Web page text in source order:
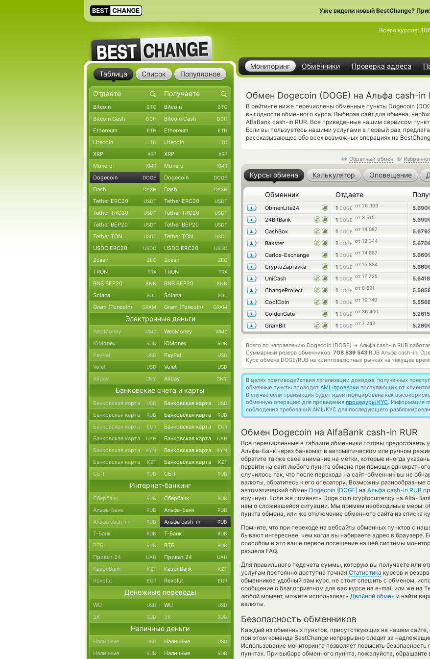
Уже видели новый BestChange?
Мониторинг Обменники Проверка адреса
Всего курсов:
Обмен Dogecoin (DOGE) на Альфа cash-in
В рейтинге ниже перечислены обменные пункты Dogecoin
выгодности обменного курса. Выбирая сайт для обмена,
AlfaBank cash-in RUR. Все приведенные нашим сервисом
Если вы пользуетесь нашими услугами в первый раз,
рассказывающее обо всех возможных операциях на
Обратный обмен
Курсы обмена Калькулятор Оповещение
Обменник Отдаете
ObmenLite24 1 DOGE от 26 363
24BitBank
1 DOGE от 3 515
CashBox
1 DOGE от 14 087
Bakster
1 DOGE от 12 344
Carlos-Exchange
1 DOGE от 14 887
CryptoZapravka
1 DOGE от 15 884
UniCash
1 DOGE от 17 725
ChangeProject
1 DOGE от 8 691
CoolCoin
1 DOGE от 10 140
GoldenGate
1 DOGE от 36 400
GramBit
1 DOGE от 7 243
Всего по направлению Dogecoin (DOGE) → Альфа cash-in RUB
Суммарный резерв обменников: 708 839 543 RUB Альфа cash-in.
Курс обмена DOGE/RUB на криптовалютных рынках на текущее
В целях противодействия легализации доходов, полученных
обменные пункты проводят AML-проверки поступающих от
В случае если транзакция будет идентифицирована как
обменную операцию для проведения процедуры KYC. Информация
соблюдения требований AML/KYC для последующего
Обмен Dogecoin на AlfaBank cash-in RUR
Все перечисленные в таблице обменники готовы предоставить
Альфа-Банк через банкомат в автоматическом или ручном
обратите также свое внимание на метки, которые иногда
перейти на сайт любого пункта обмена при помощи
случилось так, что после перехода на сайт-обменник вы не
валюты, обратитесь к его оператору. Возможны разнообразные
автоматический обмен Dogecoin (DOGE) на Альфа cash-in RUB
вручную. Если же поменять Doge coin cryptocurrency на Alfa-
нам о сложившейся ситуации. Мы примем необходимые меры:
пункта обмена, или же отключение обменного сайта из списка
Помните, что при переходе на вебсайты обменных пунктов с
бывают интереснее, чем когда вы набираете адрес в браузере.
способом и это ваше первое посещение нашей системы
раздела FAQ.
Для правильного подсчета суммы, которую вы получаете или
услугам постоянно доступна точная Статистика курсов и
обменников удобный вам курс, не стоит спешить с обменом,
сообщение о благоприятном для вас курсе на e-mail или же на
любой момент, можете использовать Двойной обмен и найти
валюты.
Безопасность обменников
Каждый из обменных пунктов, присутствующих на нашем
при этом команда BestChange непрерывно следит за
Использование мониторинга позволяет повысить
пунктах. При выборе обменного пункта, пожалуйста,
Таблица Список Популярное
Bitcoin BTC Bitcoin BTC
Bitcoin Cash BCH Bitcoin Cash BCH
Ethereum ETH Ethereum ETH
Litecoin LTC Litecoin LTC
XRP XRP XRP XRP
Monero XMR Monero XMR
Dogecoin DOGE Dogecoin DOGE
Dash DASH Dash DASH
Tether ERC20 USDT Tether ERC20 USDT
Tether TRC20 USDT Tether TRC20 USDT
Tether BEP20 USDT Tether BEP20 USDT
Tether TON USDT Tether TON USDT
USDC ERC20 USDC USDC ERC20 USDC
Zcash ZEC Zcash ZEC
TRON TRX TRON TRX
BNB BEP20 BNB BNB BEP20 BNB
Solana SOL Solana SOL
Gram (Toncoin) GRAM Gram (Toncoin) GRAM
Электронные деньги
WebMoney WMZ WebMoney WMZ
ЮMoney RUB ЮMoney RUB
PayPal USD PayPal USD
Volet USD Volet USD
Alipay CNY Alipay CNY
Банковские счета и карты
Банковская карта USD Банковская карта USD
Банковская карта RUB Банковская карта RUB
Банковская карта EUR Банковская карта EUR
Банковская карта UAH Банковская карта UAH
Банковская карта BYN Банковская карта BYN
Банковская карта KZT Банковская карта KZT
СБП RUB СБП RUB
Интернет-банкинг
Сбербанк RUB Сбербанк RUB
Альфа-Банк RUB Альфа-Банк RUB
Альфа cash-in RUB Альфа cash-in RUB
Т-Банк RUB Т-Банк RUB
ВТБ RUB ВТБ RUB
Приват 24 UAH Приват 24 UAH
Kaspi Bank KZT Kaspi Bank KZT
Revolut EUR Revolut EUR
Денежные переводы
WU USD WU USD
ЗК RUB ЗК RUB
Наличные деньги
Наличные USD Наличные USD
Наличные RUB Наличные RUB